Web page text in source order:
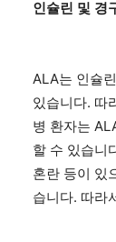
인슐린 및 경
ALA는 인슐
있습니다. 따
병 환자는
할 수 있습니
혼란 등이 있
습니다. 따라